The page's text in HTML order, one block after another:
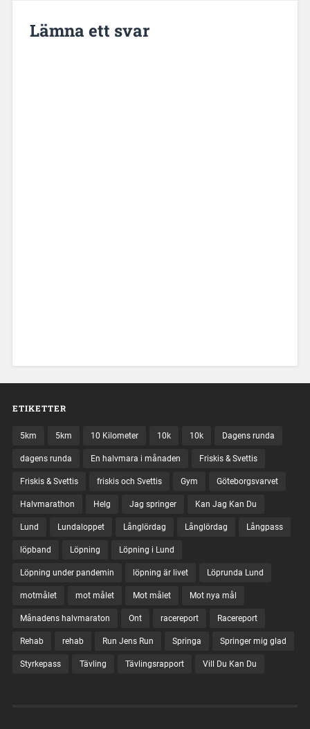
Lämna ett svar
ETIKETTER
5km 5km 10 Kilometer 10k 10k Dagens runda
dagens runda En halvmara i månaden Friskis & Svettis
Friskis & Svettis friskis och Svettis Gym Göteborgsvarvet
Halvmarathon Helg Jag springer Kan Jag Kan Du
Lund Lundaloppet Långlördag Långlördag Långpass
löpband Löpning Löpning i Lund
Löpning under pandemin löpning är livet Löprunda Lund
motmålet mot målet Mot målet Mot nya mål
Månadens halvmaraton Ont racereport Racereport
Rehab rehab Run Jens Run Springa Springer mig glad
Styrkepass Tävling Tävlingsrapport Vill Du Kan Du